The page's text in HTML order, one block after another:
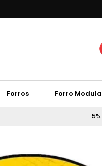
Forros Forro